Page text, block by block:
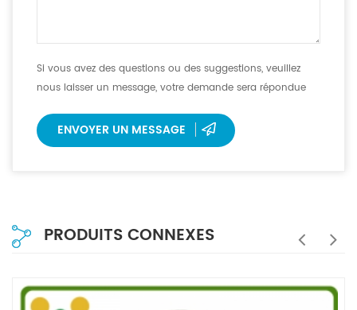
Si vous avez des questions ou des suggestions, veuillez
nous laisser un message, votre demande sera répondue
ENVOYER UN MESSAGE
PRODUITS CONNEXES